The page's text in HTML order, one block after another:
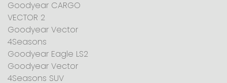
Goodyear CARGO
VECTOR 2
Goodyear Vector
4Seasons
Goodyear Eagle LS2
Goodyear Vector
4Seasons SUV